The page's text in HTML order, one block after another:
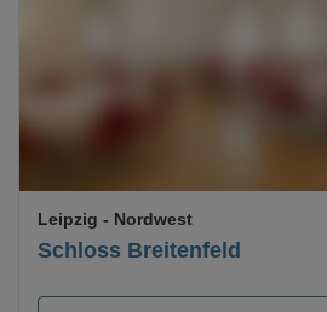
Schloss Breitenfeld
Leipzig - Nordwest